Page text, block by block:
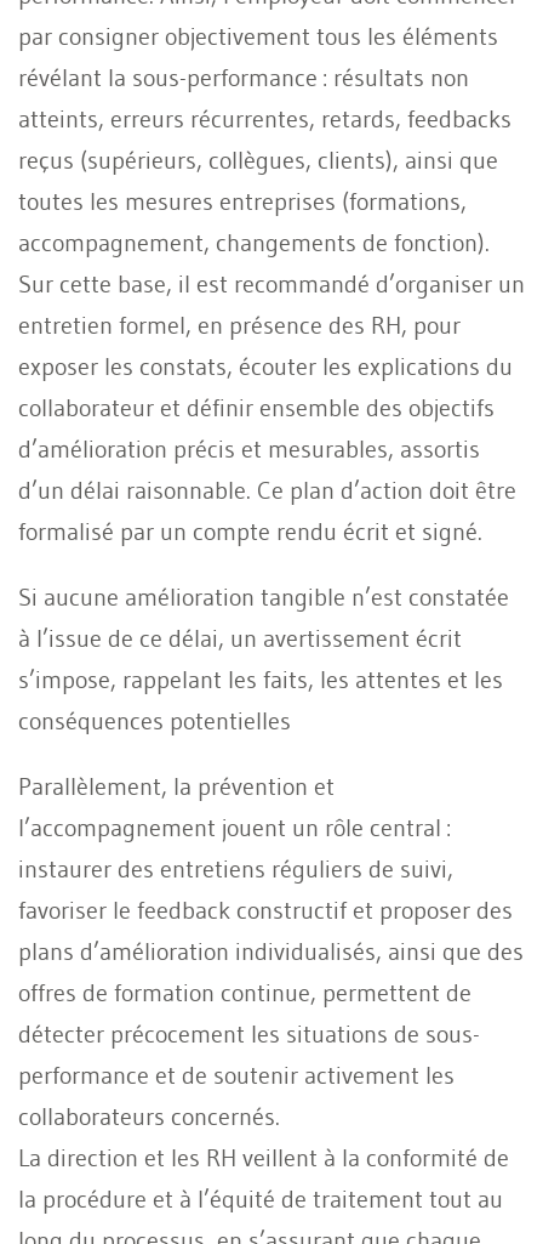
par consigner objectivement tous les éléments
révélant la sous-performance : résultats non
atteints, erreurs récurrentes, retards, feedbacks
reçus (supérieurs, collègues, clients), ainsi que
toutes les mesures entreprises (formations,
accompagnement, changements de fonction).
Sur cette base, il est recommandé d’organiser un
entretien formel, en présence des RH, pour
exposer les constats, écouter les explications du
collaborateur et définir ensemble des objectifs
d’amélioration précis et mesurables, assortis
d’un délai raisonnable. Ce plan d’action doit être
formalisé par un compte rendu écrit et signé.
Si aucune amélioration tangible n’est constatée
à l’issue de ce délai, un avertissement écrit
s’impose, rappelant les faits, les attentes et les
conséquences potentielles
Parallèlement, la prévention et
l’accompagnement jouent un rôle central :
instaurer des entretiens réguliers de suivi,
favoriser le feedback constructif et proposer des
plans d’amélioration individualisés, ainsi que des
offres de formation continue, permettent de
détecter précocement les situations de sous-
performance et de soutenir activement les
collaborateurs concernés.
La direction et les RH veillent à la conformité de
la procédure et à l’équité de traitement tout au